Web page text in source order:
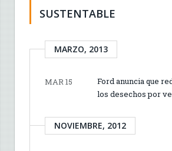
SUSTENTABLE
MARZO, 2013
MAR 15
Ford anuncia que
los desechos por
NOVIEMBRE, 2012